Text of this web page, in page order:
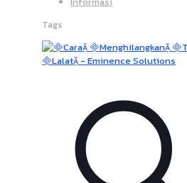
Tags